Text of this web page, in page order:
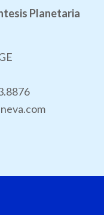
Planetaria